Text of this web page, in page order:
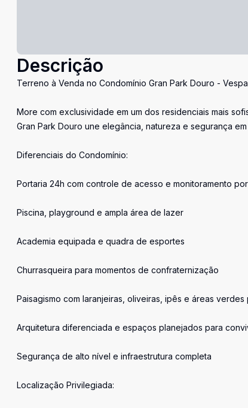
Descrição
Terreno à Venda no Condomínio Gran Park Douro -
More com exclusividade em um dos residenciais mais
Gran Park Douro une elegância, natureza e segurança
Diferenciais do Condomínio:
Portaria 24h com controle de acesso e monitoramento
Piscina, playground e ampla área de lazer
Academia equipada e quadra de esportes
Churrasqueira para momentos de confraternização
Paisagismo com laranjeiras, oliveiras, ipês e áreas verdes
Arquitetura diferenciada e espaços planejados para
Segurança de alto nível e infraestrutura completa
Localização Privilegiada: